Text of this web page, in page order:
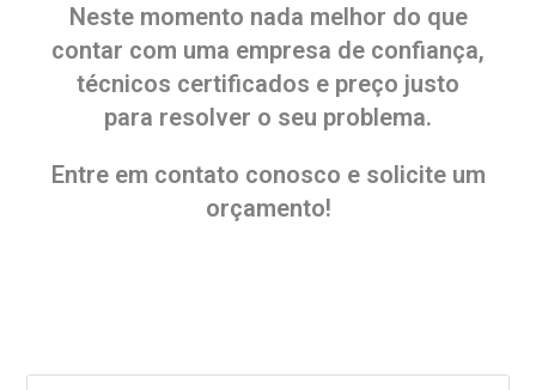
Neste momento nada melhor do que
contar com uma empresa de confiança,
técnicos certificados e preço justo
para resolver o seu problema.
Entre em contato conosco e solicite um
orçamento!